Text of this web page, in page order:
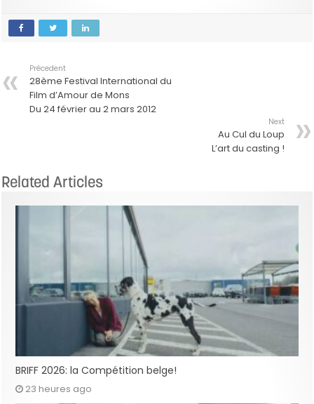
Précedent
28ème Festival International du
Film d’Amour de Mons
Du 24 février au 2 mars 2012
Next
Au Cul du Loup
L’art du casting !
Related Articles
BRIFF 2026: la Compétition belge!
23 heures ago